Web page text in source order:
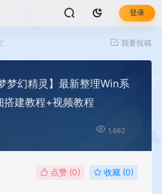
登录
我要投稿
梦幻精灵】最新整理Win系
建教程+视频教程
1,662
点赞 (0) 收藏 (0)